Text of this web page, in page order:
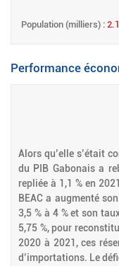
Population (milliers) :
Performance
Alors qu’elle s’était
du PIB Gabonais a
repliée à 1,1 % en
BEAC a augmenté
3,5 % à 4 % et son
5,75 %, pour
2020 à 2021, ces
d’importations. Le